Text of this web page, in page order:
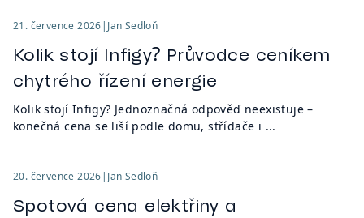
21. července 2026| Jan Sedloň
Kolik stojí Infigy? Průvodce ceníkem
chytrého řízení energie
Kolik stojí Infigy? Jednoznačná odpověď neexistuje –
konečná cena se liší podle domu, střídače i ...
20. července 2026| Jan Sedloň
Spotová cena elektřiny a